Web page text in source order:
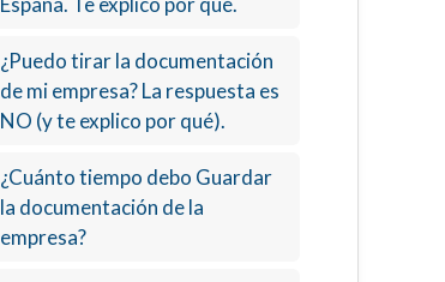
¿Puedo tirar la documentación
de mi empresa? La respuesta es
NO (y te explico por qué).
¿Cuánto tiempo debo Guardar
la documentación de la
empresa?